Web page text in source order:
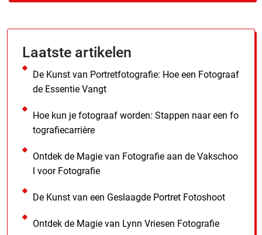
Laatste artikelen
De Kunst van Portretfotografie: Hoe een Fotograaf
de Essentie Vangt
Hoe kun je fotograaf worden: Stappen naar een fo
tografiecarrière
Ontdek de Magie van Fotografie aan de Vakschoo
l voor Fotografie
De Kunst van een Geslaagde Portret Fotoshoot
Ontdek de Magie van Lynn Vriesen Fotografie